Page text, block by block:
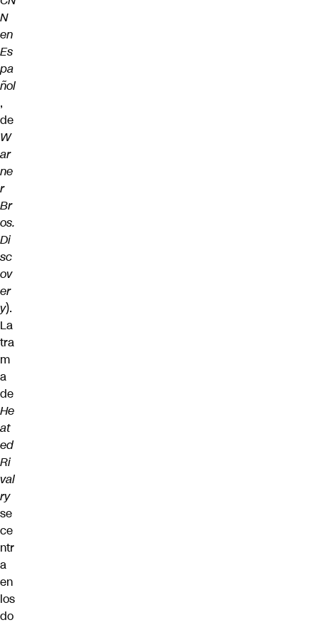
N
en
Es
pa
ñol
,
de
W
ar
ne
r
Br
os.
Di
sc
ov
er
y).
La
tra
m
a
de
He
at
ed
Ri
val
ry
se
ce
ntr
a
en
los
do